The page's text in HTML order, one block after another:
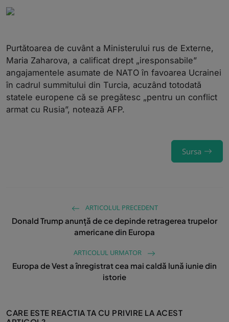
Purtătoarea de cuvânt a Ministerului rus de Externe,
Maria Zaharova, a calificat drept „iresponsabile”
angajamentele asumate de NATO în favoarea Ucrainei
în cadrul summitului din Turcia, acuzând totodată
statele europene că se pregătesc „pentru un conflict
armat cu Rusia”, notează AFP.
Sursa
ARTICOLUL PRECEDENT
Donald Trump anunță de ce depinde retragerea trupelor
americane din Europa
ARTICOLUL URMATOR
Europa de Vest a înregistrat cea mai caldă lună iunie din
istorie
CARE ESTE REACTIA TA CU PRIVIRE LA ACEST